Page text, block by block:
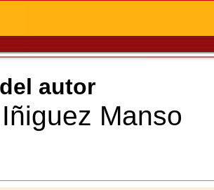
autor
Iñiguez Manso